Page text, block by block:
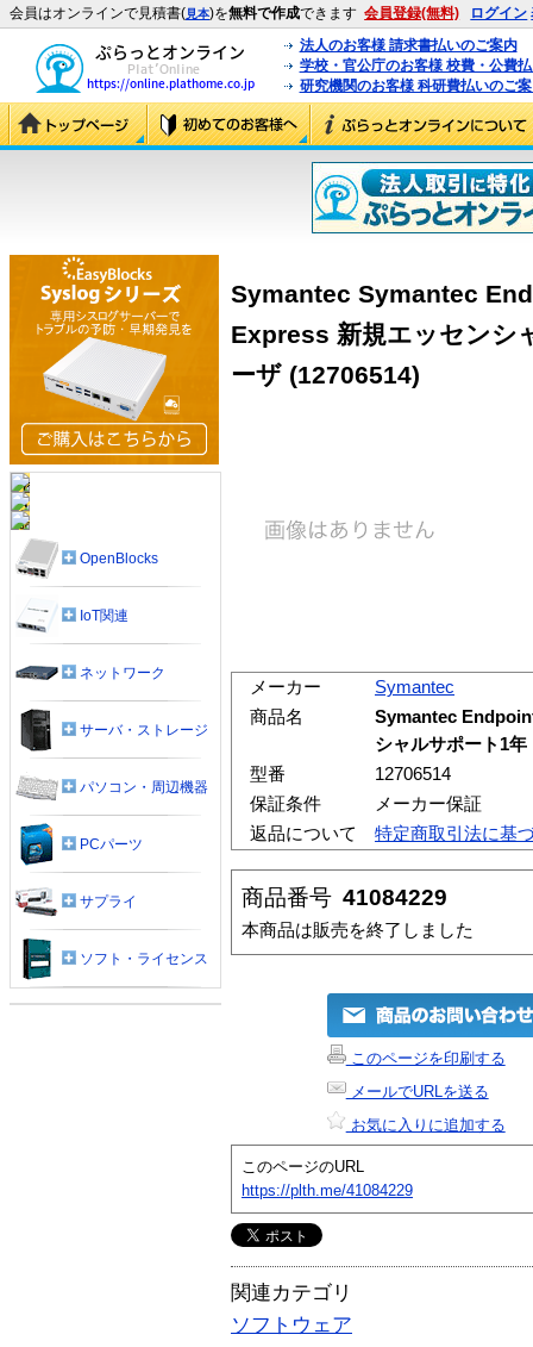
会員はオンラインで見積書(見本)を無料で作成できます 会員登録(無料) ログイン
法人のお客様 請求書払いのご案内
学校・官公庁のお客様 校費・公費
研究機関のお客様 科研費払いのご
Symantec Symantec
Express 新規エッセンシ
ーザ (12706514)
メーカー
Symantec
商品名
Symantec
シャルサポート1年
型番
12706514
保証条件
メーカー保証
返品について
特定商取引法に基
商品番号 41084229
本商品は販売を終了しました
このページを印刷する
メールでURLを送る
お気に入りに追加する
このページのURL
https://plth.me/41084229
関連カテゴリ
ソフトウェア
OpenBlocks
IoT関連
ネットワーク
サーバ・ストレージ
パソコン・周辺機器
PCパーツ
サプライ
ソフト・ライセンス